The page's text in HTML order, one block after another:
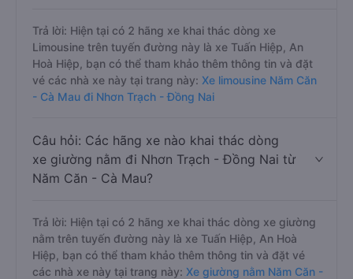
Trả lời: Hiện tại có 2 hãng xe khai thác dòng xe
Limousine trên tuyến đường này là xe Tuấn Hiệp, An
Hoà Hiệp, bạn có thể tham khảo thêm thông tin và đặt
vé các nhà xe này tại trang này: Xe limousine Năm Căn
- Cà Mau đi Nhơn Trạch - Đồng Nai
Câu hỏi: Các hãng xe nào khai thác dòng
xe giường nằm đi Nhơn Trạch - Đồng Nai từ
Năm Căn - Cà Mau?
Trả lời: Hiện tại có 2 hãng xe khai thác dòng xe giường
nằm trên tuyến đường này là xe Tuấn Hiệp, An Hoà
Hiệp, bạn có thể tham khảo thêm thông tin và đặt vé
các nhà xe này tại trang này: Xe giường nằm Năm Căn -